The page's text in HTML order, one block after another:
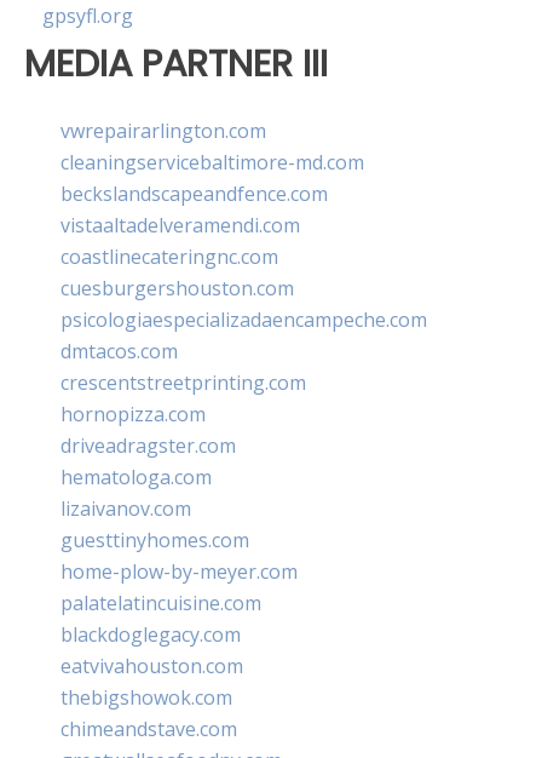
gpsyfl.org
MEDIA PARTNER III
vwrepairarlington.com
cleaningservicebaltimore-md.com
beckslandscapeandfence.com
vistaaltadelveramendi.com
coastlinecateringnc.com
cuesburgershouston.com
psicologiaespecializadaencampeche.com
dmtacos.com
crescentstreetprinting.com
hornopizza.com
driveadragster.com
hematologa.com
lizaivanov.com
guesttinyhomes.com
home-plow-by-meyer.com
palatelatincuisine.com
blackdoglegacy.com
eatvivahouston.com
thebigshowok.com
chimeandstave.com